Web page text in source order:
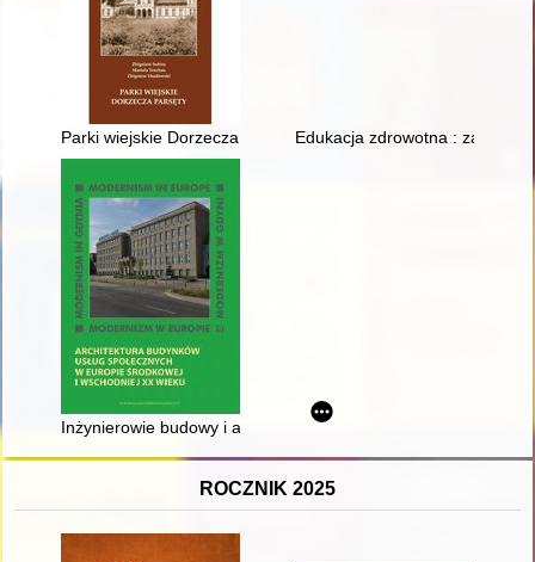
Parki wiejskie Dorzecza ParsętyEdukacja zdrowotna :
Inżynierowie budowy i architektury O. i E. Ungerowie i E.
ROCZNIK 2025